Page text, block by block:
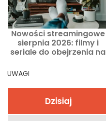
Nowości streamingowe
sierpnia 2026: filmy i
seriale do obejrzenia na
UWAGI
Dzisiaj